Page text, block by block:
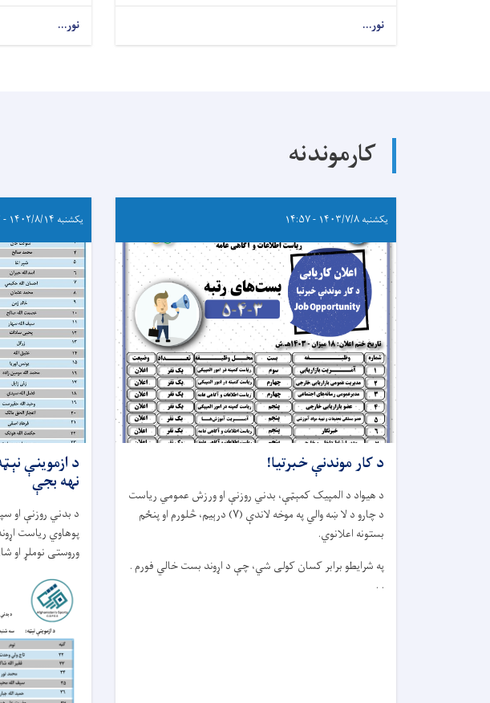
نور... نور...
کارموندنه
یکشنبه ۱۴۰۳/۷/۸ - ۱۴:۵۷
د کار موندنې خبرتیا!
د هیواد د المپیک کمېټې، بدني روزنې او ورزش عمومي ریاست
د چارو د لا ښه والي په موخه لاندې (۷) درېیم، څلورم او پنځم
بستونه اعلانوي.
په شرایطو برابر کسان کولی شي، چې د اړوند بست خالي فورم .
. .
یکشنبه ۱۴۰۲/۸/۱۴ - ۲۳:۳
نهه بجې
‏د بدني روزنې او
پوهاوي ریاست
وروستی نوملړ